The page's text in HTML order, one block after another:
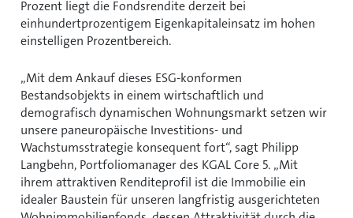
Prozent liegt die Fondsrendite derzeit bei
einhundertprozentigem Eigenkapitaleinsatz im hohen
einstelligen Prozentbereich.
Mit dem Ankauf dieses ESG-konformen
Bestandsobjekts in einem wirtschaftlich und
demografisch dynamischen Wohnungsmarkt setzen wir
unsere paneuropäische Investitions- und
Wachstumsstrategie konsequent fort“, sagt Philipp
Langbehn, Portfoliomanager des KGAL Core 5. „Mit
ihrem attraktiven Renditeprofil ist die Immobilie ein
idealer Baustein für unseren langfristig ausgerichteten